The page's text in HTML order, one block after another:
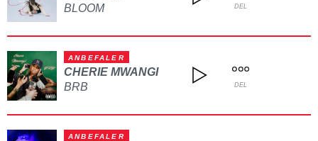
BLOOM
DEL
ANBEFALER
CHERIE MWANGI
BRB
DEL
ANBEFALER